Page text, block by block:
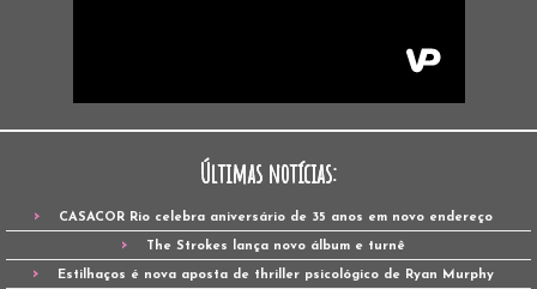
Últimas notícias:
CASACOR Rio celebra aniversário de 35 anos em novo endereço
The Strokes lança novo álbum e turnê
Estilhaços é nova aposta de thriller psicológico de Ryan Murphy